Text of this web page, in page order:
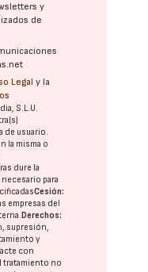
y
de
Legal y la
S.L.U.
de usuario.
la misma o
dure la
para
Cesión:
empresas del
Derechos:
supresión,
y
con
tratamiento no